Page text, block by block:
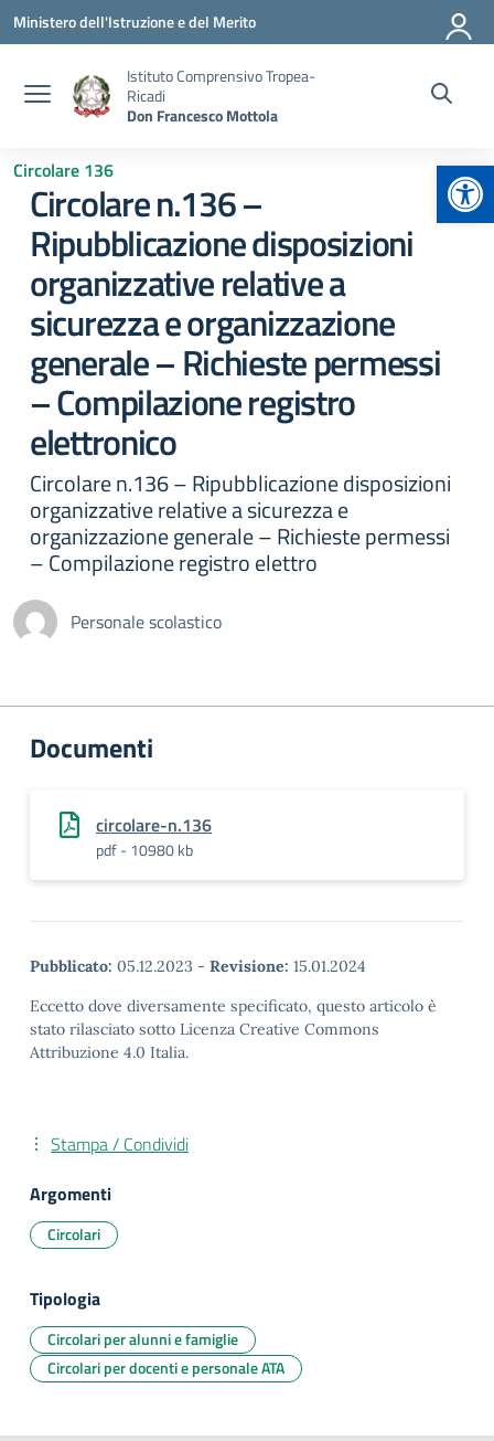
Vai ai contenuti
Vai al menu di navigazione
Vai al footer
Ministero dell'Istruzione e del Merito
Istituto Comprensivo Tropea-
Ricadi
Don Francesco Mottola
Circolare 136
Circolare n.136 –
Ripubblicazione disposizioni
organizzative relative a
sicurezza e organizzazione
generale – Richieste permessi
– Compilazione registro
elettronico
Circolare n.136 – Ripubblicazione disposizioni
organizzative relative a sicurezza e
organizzazione generale – Richieste permessi
– Compilazione registro elettro
Personale scolastico
Documenti
circolare-n.136
pdf - 10980 kb
Pubblicato: 05.12.2023 - Revisione: 15.01.2024
Eccetto dove diversamente specificato, questo articolo è
stato rilasciato sotto Licenza Creative Commons
Attribuzione 4.0 Italia.
Stampa / Condividi
Argomenti
Circolari
Tipologia
Circolari per alunni e famiglie
Circolari per docenti e personale ATA